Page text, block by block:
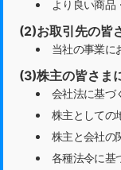
より良い商品
(2)お取引先の皆
当社の事業に
(3)株主の皆さま
会社法に基づ
株主としての
株主と会社の
各種法令に基